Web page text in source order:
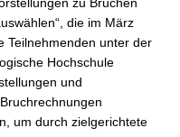
zu Brüchen
die im März
Teilnehmenden unter der
Hochschule
und
um durch zielgerichtete